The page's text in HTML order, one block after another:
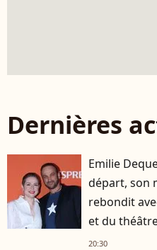
Dernières
Emilie
départ, son
rebondit
et du
20:30